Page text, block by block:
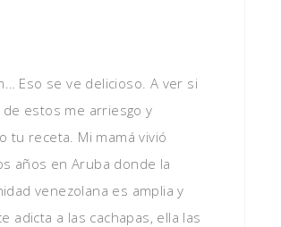
Eso se ve delicioso. A ver si
de estos me arriesgo y
tu receta. Mi mamá vivió
años en Aruba donde la
venezolana es amplia y
adicta a las cachapas, ella las